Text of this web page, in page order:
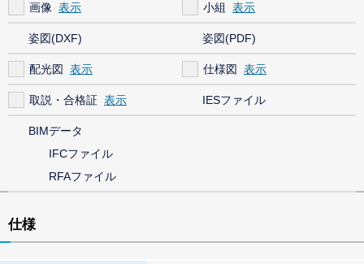
画像 小組
姿図(DXF) 姿図(PDF)
配光図 仕様図
取説・合格証 IESファイル
BIMデータ
IFCファイル
RFAファイル
仕様